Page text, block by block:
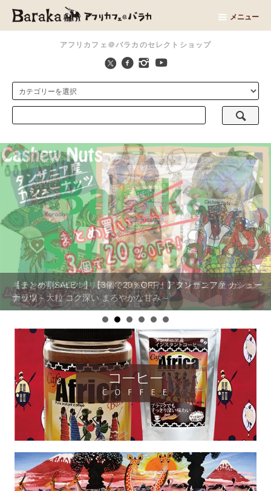
アフリカフェ＠バラカのセレクトショップ
メニュー
キテンゲ◇ハイクオリティ◇で仕立てた アフリカンファッション
新登場
【まとめ割SALE！】【3個で20％OFF！】タンザニア産 カシュー
ナッツ～大粒 コク深い まろやかな甘み～